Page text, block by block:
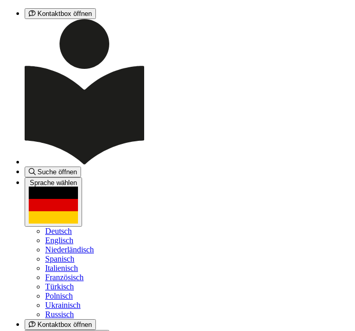
Kontaktbox öffnen
Suche öffnen
Sprache wählen
Deutsch
Englisch
Niederländisch
Spanisch
Italienisch
Französisch
Türkisch
Polnisch
Ukrainisch
Russisch
Kontaktbox öffnen